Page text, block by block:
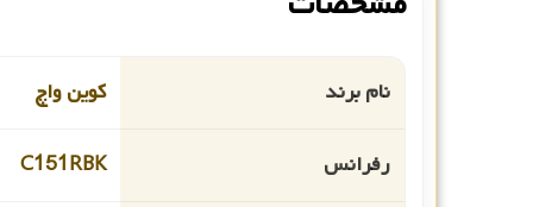
نام برند کوین واچ
رفرانس C151RBK